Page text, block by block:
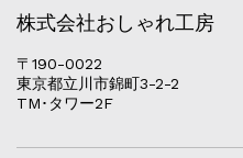
株式会社おしゃれ工房
〒190-0022
東京都立川市錦町3-2-2
TM･タワー2F